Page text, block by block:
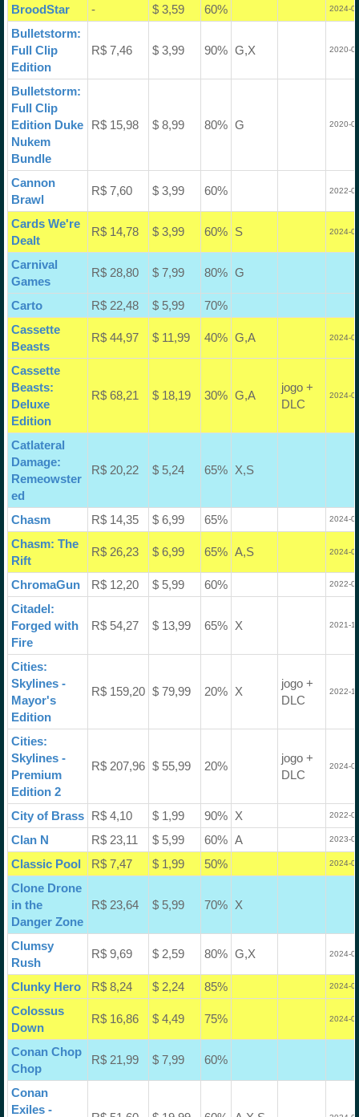
BroodStar - $ 3,59 60% 2024-
Bulletstorm:
Full Clip
Edition
R$ 7,46 $ 3,99 90% G,X 2020-
Bulletstorm:
Full Clip
Edition Duke
Nukem
Bundle
R$ 15,98 $ 8,99 80% G 2020-
Cannon
Brawl
R$ 7,60 $ 3,99 60% 2022-
Cards We're
Dealt
R$ 14,78 $ 3,99 60% S 2024-
Carnival
Games
R$ 28,80 $ 7,99 80% G
Carto R$ 22,48 $ 5,99
70%
Cassette
Beasts
R$ 44,97 $ 11,99 40% G,A 2024-
Cassette
Beasts:
Deluxe
Edition
R$ 68,21 $ 18,19 30% G,A
jogo +
DLC
2024-
Catlateral
Damage:
Remeowster
ed
R$ 20,22 $ 5,24 65% X,S
Chasm R$ 14,35 $ 6,99 65% 2024-
Chasm: The
Rift
R$ 26,23 $ 6,99 65% A,S 2024-
ChromaGun R$ 12,20 $ 5,99 60% 2022-
Citadel:
Forged with
Fire
R$ 54,27 $ 13,99 65% X 2021-
Cities:
Skylines -
Mayor's
Edition
R$ 159,20 $ 79,99 20% X
jogo +
DLC
2022-
Cities:
Skylines -
Premium
Edition 2
R$ 207,96 $ 55,99 20%
jogo +
DLC
2024-
City of Brass R$ 4,10 $ 1,99 90% X 2022-
Clan N R$ 23,11 $ 5,99 60% A 2023-
Classic Pool R$ 7,47 $ 1,99 50% 2024-
Clone Drone
in the
Danger Zone
R$ 23,64 $ 5,99 70% X
Clumsy
Rush
R$ 9,69 $ 2,59 80% G,X 2024-
Clunky Hero R$ 8,24 $ 2,24 85% 2024-
Colossus
Down
R$ 16,86 $ 4,49 75% 2024-
Conan Chop
Chop
R$ 21,99 $ 7,99 60%
Conan
Exiles -